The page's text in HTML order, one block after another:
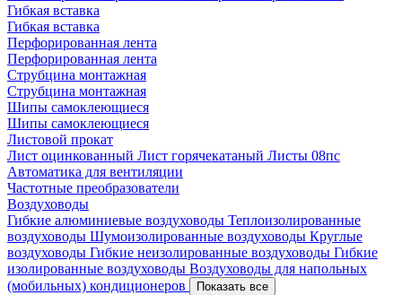
Гибкая вставка
Гибкая вставка
Перфорированная лента
Перфорированная лента
Струбцина монтажная
Струбцина монтажная
Шипы самоклеющиеся
Шипы самоклеющиеся
Листовой прокат
Лист оцинкованный Лист горячекатаный Листы 08пс
Автоматика для вентиляции
Частотные преобразователи
Воздуховоды
Гибкие алюминиевые воздуховоды Теплоизолированные
воздуховоды Шумоизолированные воздуховоды Круглые
воздуховоды Гибкие неизолированные воздуховоды Гибкие
изолированные воздуховоды Воздуховоды для напольных
(мобильных) кондиционеров
Показать все